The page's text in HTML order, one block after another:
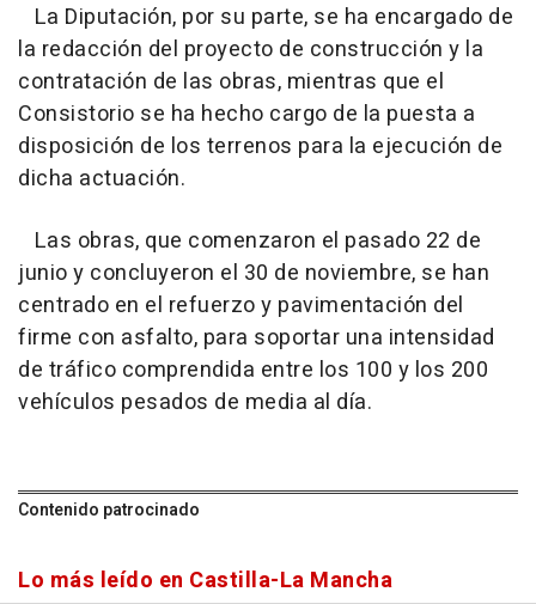
La Diputación, por su parte, se ha encargado de
la redacción del proyecto de construcción y la
contratación de las obras, mientras que el
Consistorio se ha hecho cargo de la puesta a
disposición de los terrenos para la ejecución de
dicha actuación.
Las obras, que comenzaron el pasado 22 de
junio y concluyeron el 30 de noviembre, se han
centrado en el refuerzo y pavimentación del
firme con asfalto, para soportar una intensidad
de tráfico comprendida entre los 100 y los 200
vehículos pesados de media al día.
Contenido patrocinado
Lo más leído en Castilla-La Mancha